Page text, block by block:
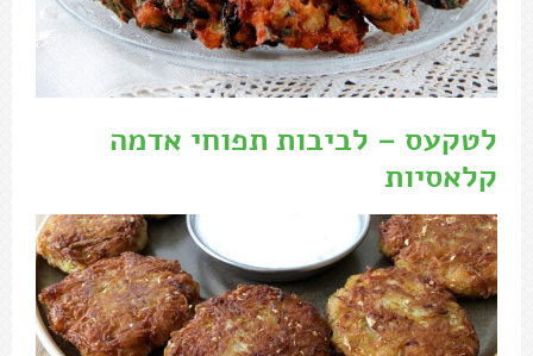
לטקעס – לביבות תפוחי אדמה
קלאסיות